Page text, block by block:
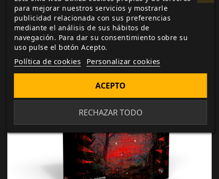
Hombre Lobo 5ª Edición
para mejorar nuestros servicios y mostrarle
publicidad relacionada con sus preferencias
mediante el análisis de sus hábitos de
navegación. Para dar su consentimiento sobre su
uso pulse el botón Acepto.
Política de cookies Personalizar cookies
RECHAZAR TODO
ACEPTO